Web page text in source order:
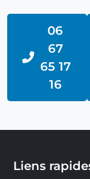
06
67
65 17
16
Liens